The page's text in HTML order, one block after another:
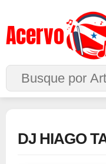
Acervo
Buscar no Site
DJ HIAGO